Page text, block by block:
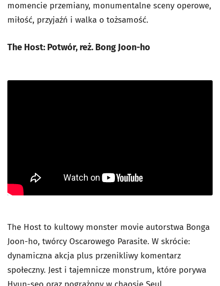
momencie przemiany, monumentalne sceny operowe,
miłość, przyjaźń i walka o tożsamość.
The Host: Potwór, reż. Bong Joon-ho
The Host to kultowy monster movie autorstwa Bonga
Joon-ho, twórcy Oscarowego Parasite. W skrócie:
dynamiczna akcja plus przenikliwy komentarz
społeczny. Jest i tajemnicze monstrum, które porywa